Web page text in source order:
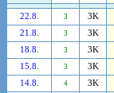
22.8. 3 3K
21.8. 3 3K
18.8. 3 3K
15.8. 3 3K
14.8. 4 3K